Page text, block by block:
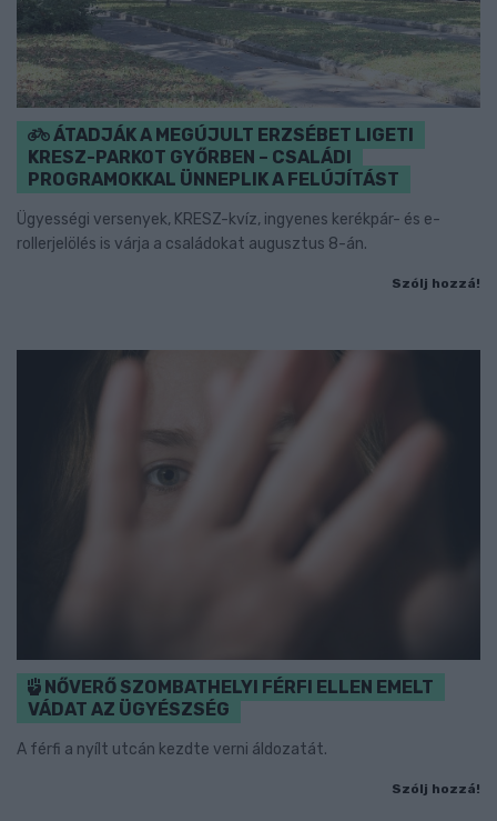
ÁTADJÁK A MEGÚJULT ERZSÉBET LIGETI
KRESZ-PARKOT GYŐRBEN – CSALÁDI
PROGRAMOKKAL ÜNNEPLIK A FELÚJÍTÁST
Ügyességi versenyek, KRESZ-kvíz, ingyenes kerékpár- és e-
rollerjelölés is várja a családokat augusztus 8-án.
Szólj hozzá!
NŐVERŐ SZOMBATHELYI FÉRFI ELLEN EMELT
VÁDAT AZ ÜGYÉSZSÉG
A férfi a nyílt utcán kezdte verni áldozatát.
Szólj hozzá!